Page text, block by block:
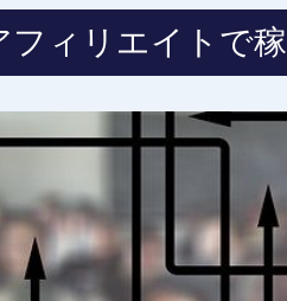
フィリエイトで